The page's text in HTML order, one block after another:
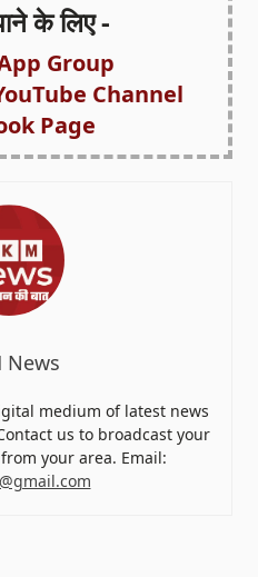
के लिए -
Group
Channel
Page
News
medium of latest news
us to broadcast your
your area. Email: